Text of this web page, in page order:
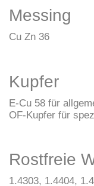
Messing
Cu Zn 36
Kupfer
E-Cu 58 für
OF-Kupfer für
Rostfreie
1.4303, 1.4404,